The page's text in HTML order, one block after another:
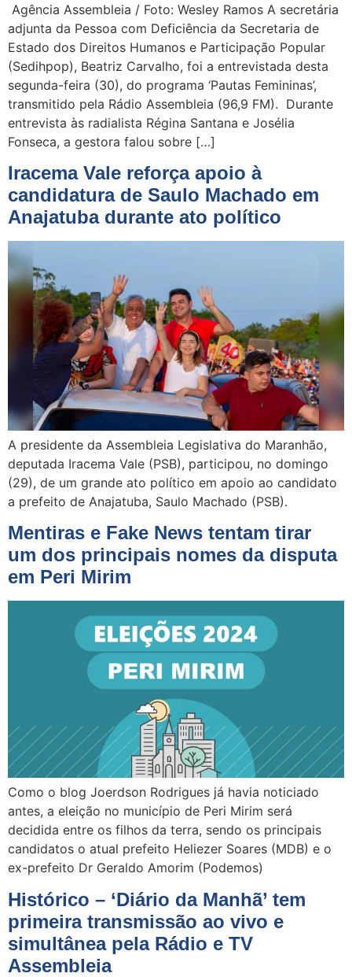
Agência Assembleia / Foto: Wesley Ramos A secretária
adjunta da Pessoa com Deficiência da Secretaria de
Estado dos Direitos Humanos e Participação Popular
(Sedihpop), Beatriz Carvalho, foi a entrevistada desta
segunda-feira (30), do programa ‘Pautas Femininas’,
transmitido pela Rádio Assembleia (96,9 FM). Durante
entrevista às radialista Régina Santana e Josélia
Fonseca, a gestora falou sobre […]
Iracema Vale reforça apoio à
candidatura de Saulo Machado em
Anajatuba durante ato político
A presidente da Assembleia Legislativa do Maranhão,
deputada Iracema Vale (PSB), participou, no domingo
(29), de um grande ato político em apoio ao candidato
a prefeito de Anajatuba, Saulo Machado (PSB).
Mentiras e Fake News tentam tirar
um dos principais nomes da disputa
em Peri Mirim
Como o blog Joerdson Rodrigues já havia noticiado
antes, a eleição no município de Peri Mirim será
decidida entre os filhos da terra, sendo os principais
candidatos o atual prefeito Heliezer Soares (MDB) e o
ex-prefeito Dr Geraldo Amorim (Podemos)
Histórico – ‘Diário da Manhã’ tem
primeira transmissão ao vivo e
simultânea pela Rádio e TV
Assembleia